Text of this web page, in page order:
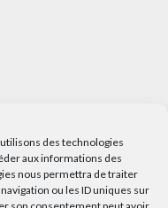
des technologies
aux informations des
nous permettra de traiter
ou les ID uniques sur